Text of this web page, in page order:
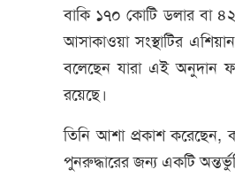
বাকি ১৭০ কোটি ডলার বা
আসাকাওয়া সংস্থাটির
বলেছেন যারা এই অনুদান
রয়েছে।
তিনি আশা প্রকাশ করেছেন,
পুনরুদ্ধারের জন্য একটি